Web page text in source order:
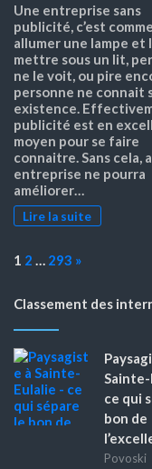
Une entreprise sans
publicité, c’est comme
allumer une lampe et
mettre sous un lit,
ne le voit, ou pire
personne ne connait
existence.
publicité est en
moyen pour se faire
connaitre. Sans cela,
entreprise ne pourra
améliorer…
Lire la suite
Page:
1 2 … 293 Next
»
Classement des
Sainte-
ce qui
bon de
Povoski